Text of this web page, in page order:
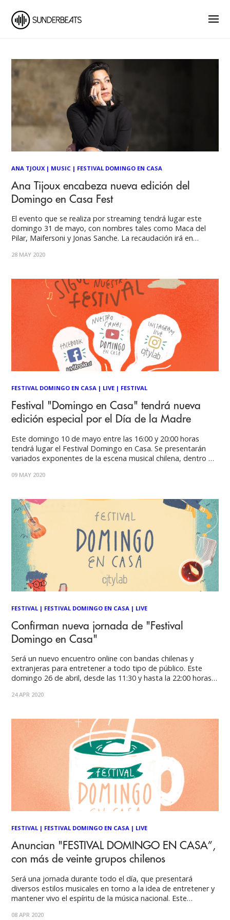
ANA TJOUX| MUSIC | FESTIVAL DOMINGO EN CASA
Ana Tijoux encabeza nueva edición del
Domingo en Casa Fest
El evento que se realiza por streaming tendrá lugar este
domingo 31 de mayo, con nombres tales como Maca del
Pilar, Maifersoni y Jonas Sanche. La recaudación irá en
leucemia. Este nuevo Domingo en Casa Fest comenzará a
28 MAY 2020
FESTIVAL DOMINGO EN CASA | LIVE | FESTIVAL
Festival "Domingo en Casa" tendrá nueva
edición especial por el Día de la Madre
Este domingo 10 de mayo entre las 16:00 y 20:00 horas
tendrá lugar el Festival Domingo en Casa. Se presentarán
variados exponentes de la escena musical chilena, dentro de
Abel Zicavo (de Moral Distraída), Los Plumabits,
09 MAY 2020
FESTIVAL | FESTIVAL DOMINGO EN CASA | LIVE
Confirman nueva jornada de "Festival
Domingo en Casa"
Será un nuevo encuentro online con bandas chilenas y
extranjeras para entretener a todo tipo de público. Este
domingo 26 de abril, desde las 11:30 y hasta la 22:00 horas,
EN CASA". Con presentaciones de músicos de Chile,
24 APR 2020
FESTIVAL | FESTIVAL DOMINGO EN CASA | LIVE
Anuncian "FESTIVAL DOMINGO EN CASA”,
con más de veinte grupos chilenos
Será una jornada durante todo el día, que presentará
diversos estilos musicales en torno a la idea de entretener y
mantener vivo el espíritu de la música nacional. Este
se llevará a cabo el primer "FESTIVAL
08 APR 2020